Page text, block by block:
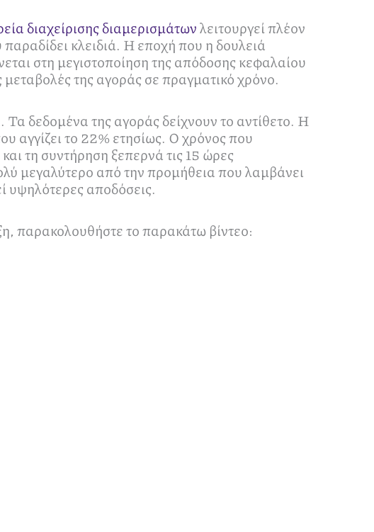
διαχείρισης διαμερισμάτωνλειτουργεί πλέον
κλειδιά. Η εποχή που η δουλειά
στη μεγιστοποίηση της απόδοσης κεφαλαίου
της αγοράς σε πραγματικό χρόνο.
Τα δεδομένα της αγοράς δείχνουν το αντίθετο. Η
αγγίζει το 22% ετησίως. Ο χρόνος που
τη συντήρηση ξεπερνά τις 15 ώρες
μεγαλύτερο από την προμήθεια που λαμβάνει
υψηλότερες αποδόσεις.
παρακολουθήστε το παρακάτω βίντεο: